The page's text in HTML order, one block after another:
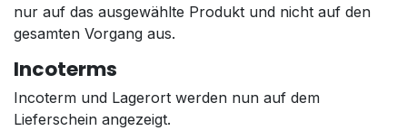
nur auf das ausgewählte Produkt und nicht auf den
gesamten Vorgang aus.
Incoterms
Incoterm und Lagerort werden nun auf dem
Lieferschein angezeigt.